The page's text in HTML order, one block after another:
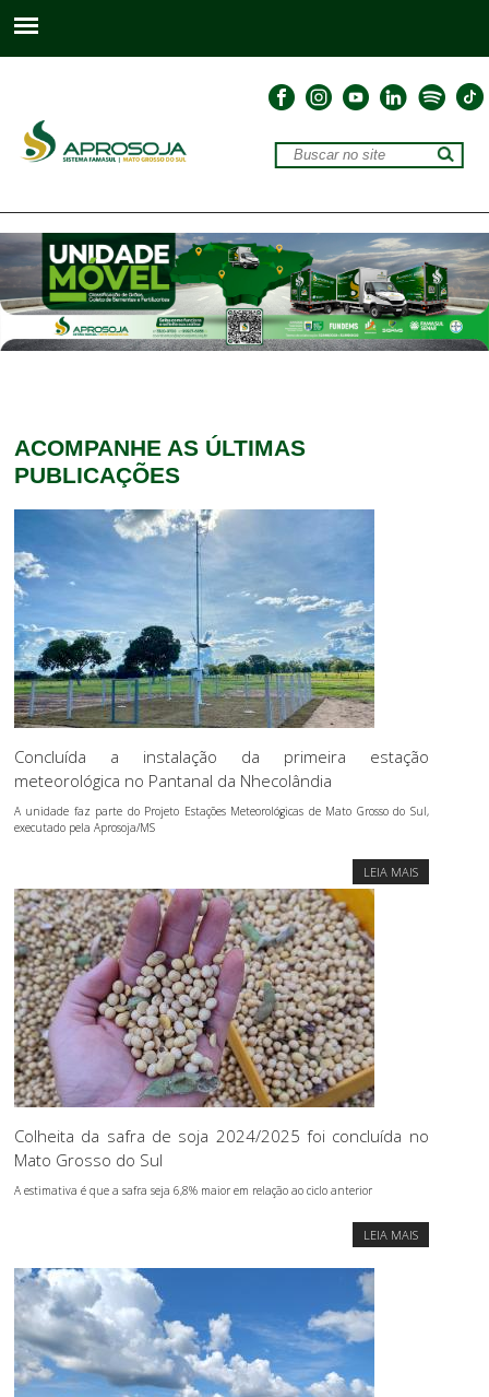
ACOMPANHE AS ÚLTIMAS
PUBLICAÇÕES
Concluída a instalação da primeira estação
meteorológica no Pantanal da Nhecolândia
A unidade faz parte do Projeto Estações Meteorológicas de Mato Grosso do Sul,
executado pela Aprosoja/MS
LEIA MAIS
Colheita da safra de soja 2024/2025 foi concluída no
Mato Grosso do Sul
A estimativa é que a safra seja 6,8% maior em relação ao ciclo anterior
LEIA MAIS